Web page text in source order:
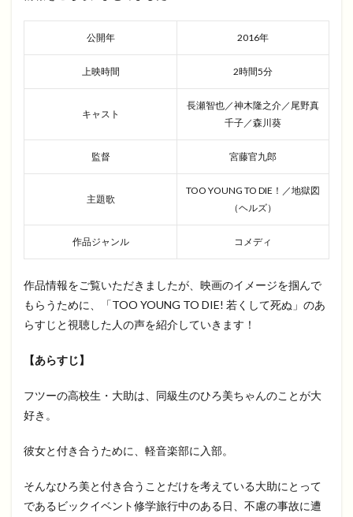
公開年 2016年
上映時間 2時間5分
キャスト
長瀬智也／神木隆之介／尾野真
千子／森川葵
監督 宮藤官九郎
主題歌
TOO YOUNG TO DIE！／地獄図
（ヘルズ）
作品ジャンル コメディ
作品情報をご覧いただきましたが、映画のイメージを掴んで
もらうために、「TOO YOUNG TO DIE! 若くして死ぬ」のあ
らすじと視聴した人の声を紹介していきます！
【あらすじ】
フツーの高校生・大助は、同級生のひろ美ちゃんのことが大
好き。
彼女と付き合うために、軽音楽部に入部。
そんなひろ美と付き合うことだけを考えている大助にとって
であるビックイベント修学旅行中のある日、不慮の事故に遭